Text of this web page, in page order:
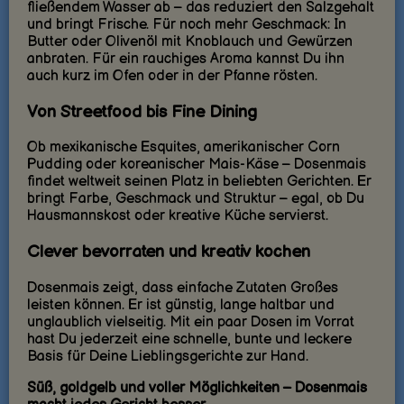
fließendem Wasser ab – das reduziert den Salzgehalt
und bringt Frische. Für noch mehr Geschmack: In
Butter oder Olivenöl mit Knoblauch und Gewürzen
anbraten. Für ein rauchiges Aroma kannst Du ihn
auch kurz im Ofen oder in der Pfanne rösten.
Von Streetfood bis Fine Dining
Ob mexikanische Esquites, amerikanischer Corn
Pudding oder koreanischer Mais-Käse – Dosenmais
findet weltweit seinen Platz in beliebten Gerichten. Er
bringt Farbe, Geschmack und Struktur – egal, ob Du
Hausmannskost oder kreative Küche servierst.
Clever bevorraten und kreativ kochen
Dosenmais zeigt, dass einfache Zutaten Großes
leisten können. Er ist günstig, lange haltbar und
unglaublich vielseitig. Mit ein paar Dosen im Vorrat
hast Du jederzeit eine schnelle, bunte und leckere
Basis für Deine Lieblingsgerichte zur Hand.
Süß, goldgelb und voller Möglichkeiten – Dosenmais